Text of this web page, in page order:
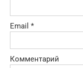
Email *
Комментарий